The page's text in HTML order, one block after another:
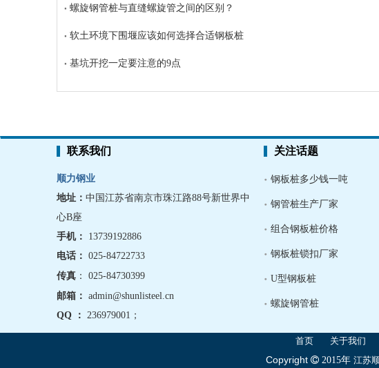
螺旋钢管桩与直缝螺旋管之间的区别？
软土环境下围堰应该如何选择合适钢板桩
基坑开挖一定要注意的9点
联系我们
顺力钢业
地址： 中国江苏省南京市珠江路88号新世界中
心B座
手机：
13739192886
电话： 025-84722733
传真 ： 025-84730399
邮箱： admin@shunlisteel.cn
QQ ：
236979001 ；
关注话题
钢板桩多少钱一吨
钢管桩生产厂家
组合钢板桩价格
钢板桩锁扣厂家
U型钢板桩
螺旋钢管桩
首页 关于我们
Copyright  2015年 江苏